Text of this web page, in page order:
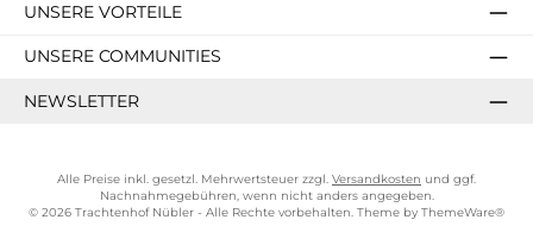
UNSERE VORTEILE
UNSERE COMMUNITIES
NEWSLETTER
Alle Preise inkl. gesetzl. Mehrwertsteuer zzgl. Versandkosten und ggf.
Nachnahmegebühren, wenn nicht anders angegeben.
© 2026 Trachtenhof Nübler - Alle Rechte vorbehalten. Theme by ThemeWare®